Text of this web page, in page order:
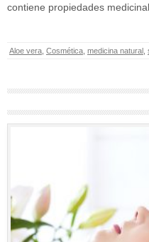
contiene propiedades
Aloe vera Cosmética medicina natural